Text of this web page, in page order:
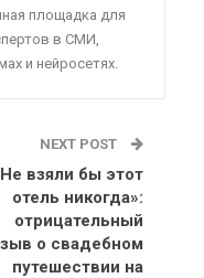
площадка для
в СМИ,
и нейросетях.
NEXT POST
взяли бы этот
отель никогда»:
отрицательный
о свадебном
путешествии на